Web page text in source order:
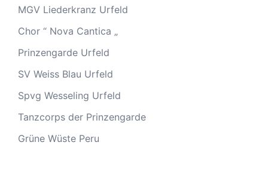
MGV Liederkranz Urfeld
Chor “ Nova Cantica „
Prinzengarde Urfeld
SV Weiss Blau Urfeld
Spvg Wesseling Urfeld
Tanzcorps der Prinzengarde
Grüne Wüste Peru